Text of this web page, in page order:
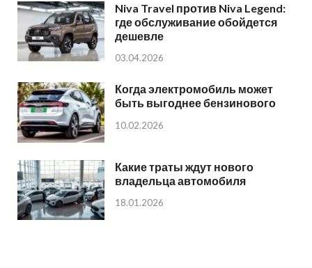
Niva Travel против Niva Legend:
где обслуживание обойдется
дешевле
03.04.2026
Когда электромобиль может
быть выгоднее бензинового
10.02.2026
Какие траты ждут нового
владельца автомобиля
18.01.2026